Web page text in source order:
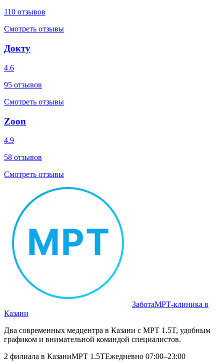
110 отзывов
Смотреть отзывы
Докту
4.6
95 отзывов
Смотреть отзывы
Zoon
4.9
58 отзывов
Смотреть отзывы
ЗаботаМРТ‑клиника в
Казани
Два современных медцентра в Казани с МРТ 1.5T, удобным
графиком и внимательной командой специалистов.
2 филиала в КазаниМРТ 1.5TЕжедневно 07:00–23:00